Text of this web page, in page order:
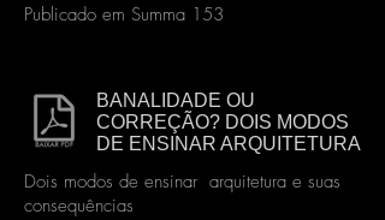
Publicado em Summa 153
BANALIDADE OU
CORREÇÃO? DOIS MODOS
DE ENSINAR ARQUITETURA
Dois modos de ensinar arquitetura e suas
consequências